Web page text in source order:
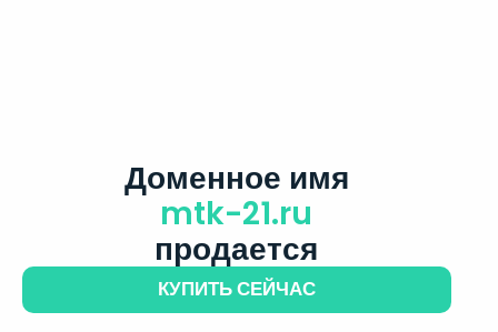
Доменное имя
mtk-21.ru
продается
КУПИТЬ СЕЙЧАС